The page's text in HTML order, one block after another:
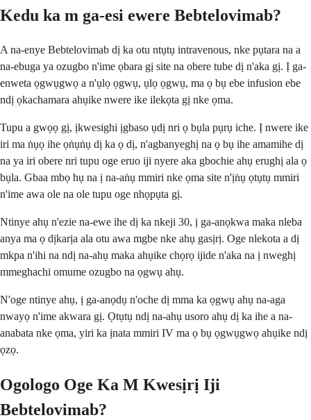
Kedu ka m ga-esi ewere Bebtelovimab?
A na-enye Bebtelovimab dị ka otu ntụtụ intravenous, nke pụtara na a
na-ebuga ya ozugbo n'ime ọbara gị site na obere tube dị n'aka gị. Ị ga-
enweta ọgwụgwọ a n'ụlọ ọgwụ, ụlọ ọgwụ, ma ọ bụ ebe infusion ebe
ndị ọkachamara ahụike nwere ike ilekọta gị nke ọma.
Tupu a gwọọ gị, ịkwesighi ịgbaso ụdị nri ọ bụla pụrụ iche. Ị nwere ike
iri ma ṅụọ ihe ọṅụṅụ dị ka ọ dị, n'agbanyeghị na ọ bụ ihe amamihe dị
na ya iri obere nri tupu oge eruo iji nyere aka gbochie ahụ erughị ala ọ
bụla. Gbaa mbọ hụ na ị na-aṅụ mmiri nke ọma site n'ịṅụ ọtụtụ mmiri
n'ime awa ole na ole tupu oge nhọpụta gị.
Ntinye ahụ n'ezie na-ewe ihe dị ka nkeji 30, ị ga-anọkwa maka nleba
anya ma ọ dịkarịa ala otu awa mgbe nke ahụ gasịrị. Oge nlekota a dị
mkpa n'ihi na ndị na-ahụ maka ahụike chọrọ ijide n'aka na ị nweghị
mmeghachi omume ozugbo na ọgwụ ahụ.
N'oge ntinye ahụ, ị ga-anọdụ n'oche dị mma ka ọgwụ ahụ na-aga
nwayọ n'ime akwara gị. Ọtụtụ ndị na-ahụ usoro ahụ dị ka ihe a na-
anabata nke ọma, yiri ka ịnata mmiri IV ma ọ bụ ọgwụgwọ ahụike ndị
ọzọ.
Ogologo Oge Ka M Kwesịrị Iji
Bebtelovimab?